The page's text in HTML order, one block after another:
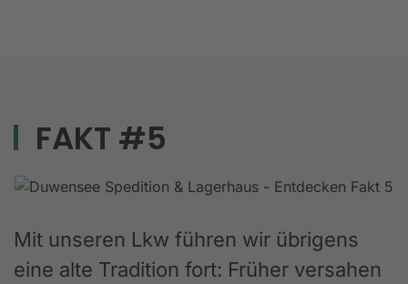
FAKT #5
Mit unseren Lkw führen wir übrigens
eine alte Tradition fort: Früher versahen